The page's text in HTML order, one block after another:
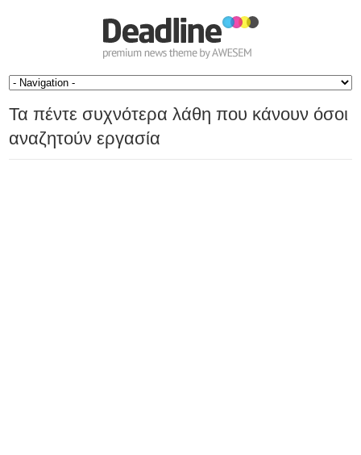
Τα πέντε συχνότερα λάθη που κάνουν όσοι
αναζητούν εργασία